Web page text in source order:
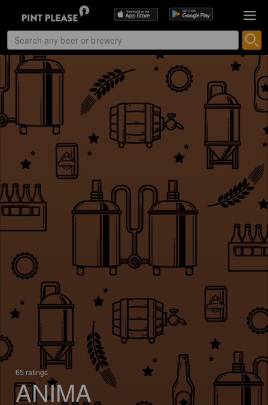
65 ratings
ANIMA